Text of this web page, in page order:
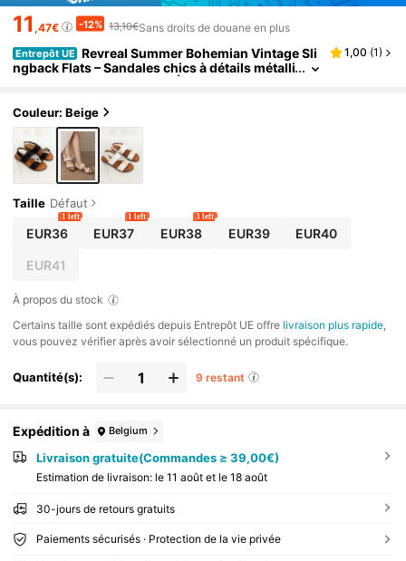
11 ,47€ -12% 13,10€Sans droits de douane en plus
Entrepôt UE Revreal Summer Bohemian Vintage Sli
ngback Flats – Sandales chics à détails métalli
1,00 (1)
Couleur: Beige
Taille Défaut
EUR36
1 left
EUR37
1 left
EUR38
3 left
EUR39 EUR40
EUR41
À propos du stock
​Certains taille sont expédiés depuis Entrepôt UE offre livraison plus rapide
vous pouvez vérifier après avoir sélectionné un produit spécifique.
Quantité(s): 9 restant
Expédition à Belgium
Livraison gratuite(Commandes ≥ 39,00€)
Estimation de livraison: le 11 août et le 18 août
30-jours de retours gratuits
Paiements sécurisés · Protection de la vie privée